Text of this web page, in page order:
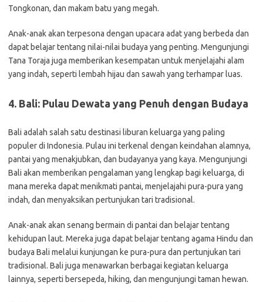
Tongkonan, dan makam batu yang megah.
Anak-anak akan terpesona dengan upacara adat yang berbeda dan
dapat belajar tentang nilai-nilai budaya yang penting. Mengunjungi
Tana Toraja juga memberikan kesempatan untuk menjelajahi alam
yang indah, seperti lembah hijau dan sawah yang terhampar luas.
4. Bali: Pulau Dewata yang Penuh dengan Budaya
Bali adalah salah satu destinasi liburan keluarga yang paling
populer di Indonesia. Pulau ini terkenal dengan keindahan alamnya,
pantai yang menakjubkan, dan budayanya yang kaya. Mengunjungi
Bali akan memberikan pengalaman yang lengkap bagi keluarga, di
mana mereka dapat menikmati pantai, menjelajahi pura-pura yang
indah, dan menyaksikan pertunjukan tari tradisional.
Anak-anak akan senang bermain di pantai dan belajar tentang
kehidupan laut. Mereka juga dapat belajar tentang agama Hindu dan
budaya Bali melalui kunjungan ke pura-pura dan pertunjukan tari
tradisional. Bali juga menawarkan berbagai kegiatan keluarga
lainnya, seperti bersepeda, hiking, dan mengunjungi taman hewan.